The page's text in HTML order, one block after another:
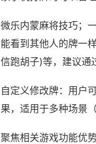
微乐内蒙麻将技巧；
能看到其他人的牌一
信跑胡子)等，建议通
自定义修改牌：用户
果，适用于多种场景
聚焦相关游戏功能优势